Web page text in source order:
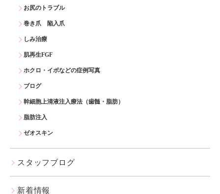
お尻のトラブル
巻き爪 陥入爪
しみ治療
肌再生FGF
ホクロ・イボなどの症例写真
ブログ
幹細胞上清液注入療法（歯髄・脂肪）
脂肪注入
ゼオスキン
スタッフブログ
新着情報